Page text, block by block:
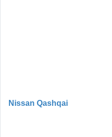
Nissan Qashqai